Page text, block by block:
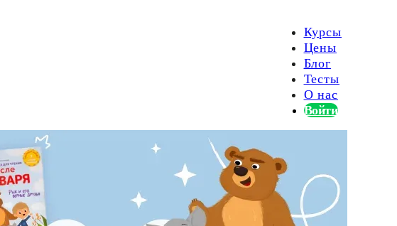
Курсы
Цены
Блог
Тесты
О нас
Войти